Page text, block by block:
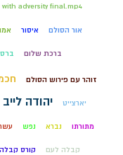
adversity final.mp4
אור הסולם איסור
ברכת שלום
זוהר עם פירוש הסולם
יארצייט יהודה
מתורתו נברא נפש
קבלה לעם קורס קבלה